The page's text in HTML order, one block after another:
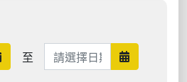
日期範圍開始
至 日期範圍結束 日期範圍